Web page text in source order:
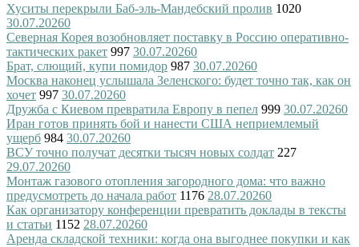
Хуситы перекрыли Баб-эль-Мандебский пролив 1020
30.07.20260
Северная Корея возобновляет поставку в Россию оперативно-
тактических ракет 997 30.07.20260
Брат, слющий, купи помидор 987 30.07.20260
Москва наконец услышала Зеленского: будет точно так, как он
хочет 997 30.07.20260
Дружба с Киевом превратила Европу в пепел 999 30.07.20260
Иран готов принять бой и нанести США неприемлемый
ущерб 984 30.07.20260
ВСУ точно получат десятки тысяч новых солдат 227
29.07.20260
Монтаж газового отопления загородного дома: что важно
предусмотреть до начала работ 1176 28.07.20260
Как организатору конференции превратить доклады в тексты
и статьи 1152 28.07.20260
Аренда складской техники: когда она выгоднее покупки и как